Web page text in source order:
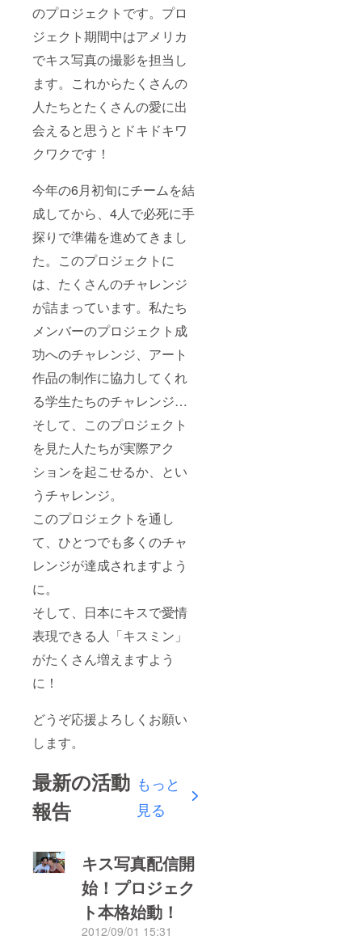
のプロジェクトです。プロ
ジェクト期間中はアメリカ
でキス写真の撮影を担当し
ます。これからたくさんの
人たちとたくさんの愛に出
会えると思うとドキドキワ
クワクです！
今年の6月初旬にチームを結
成してから、4人で必死に手
探りで準備を進めてきまし
た。このプロジェクトに
は、たくさんのチャレンジ
が詰まっています。私たち
メンバーのプロジェクト成
功へのチャレンジ、アート
作品の制作に協力してくれ
る学生たちのチャレンジ…
そして、このプロジェクト
を見た人たちが実際アク
ションを起こせるか、とい
うチャレンジ。
このプロジェクトを通し
て、ひとつでも多くのチャ
レンジが達成されますよう
に。
そして、日本にキスで愛情
表現できる人「キスミン」
がたくさん増えますよう
に！
どうぞ応援よろしくお願い
します。
最新の活動
報告
もっと
見る
キス写真配信開
始！プロジェク
ト本格始動！
2012/09/01 15:31